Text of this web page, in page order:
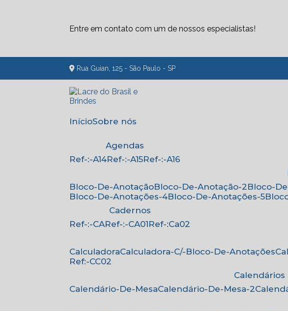
Entre em contato com um de nossos especialistas!
Rua Guian, 125 - São Paulo - SP
Início Sobre nós
Agendas
Ref-:-A14
Ref-:-A15
Ref-:-A16
Bloco-De-Anotação
Bloco-De-Anotação-2 Bloco-
Bloco-De-Anotações-4
Bloco-De-Anotações-5
Cadernos
Ref-:-CA
Ref-:-CA01
Ref-:Ca02
Calculadora
Calculadora-C/-Bloco-De-Anotações
Ref:-CC02
Calendários
Calendário-De-Mesa
Calendário-De-Mesa-2